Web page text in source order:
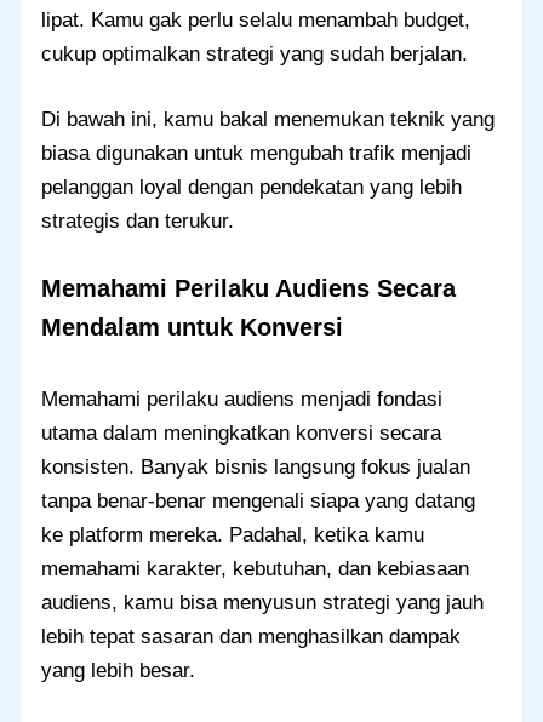
lipat. Kamu gak perlu selalu menambah budget,
cukup optimalkan strategi yang sudah berjalan.
Di bawah ini, kamu bakal menemukan teknik yang
biasa digunakan untuk mengubah trafik menjadi
pelanggan loyal dengan pendekatan yang lebih
strategis dan terukur.
Memahami Perilaku Audiens Secara
Mendalam untuk Konversi
Memahami perilaku audiens menjadi fondasi
utama dalam meningkatkan konversi secara
konsisten. Banyak bisnis langsung fokus jualan
tanpa benar-benar mengenali siapa yang datang
ke platform mereka. Padahal, ketika kamu
memahami karakter, kebutuhan, dan kebiasaan
audiens, kamu bisa menyusun strategi yang jauh
lebih tepat sasaran dan menghasilkan dampak
yang lebih besar.